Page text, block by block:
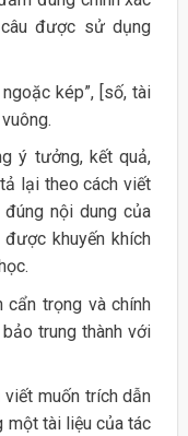
được sử dụng
kép”, [số, tài
ý tưởng, kết quả,
lại theo cách viết
nội dung của
khuyến khích
cẩn trọng và chính
trung thành với
muốn trích dẫn
một tài liệu của tác